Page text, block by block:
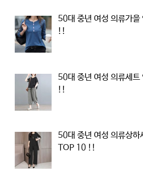
50대 중년 여성 의류가
!!
50대 중년 여성 의류세
!!
50대 중년 여성 의류상하
TOP 10 !!